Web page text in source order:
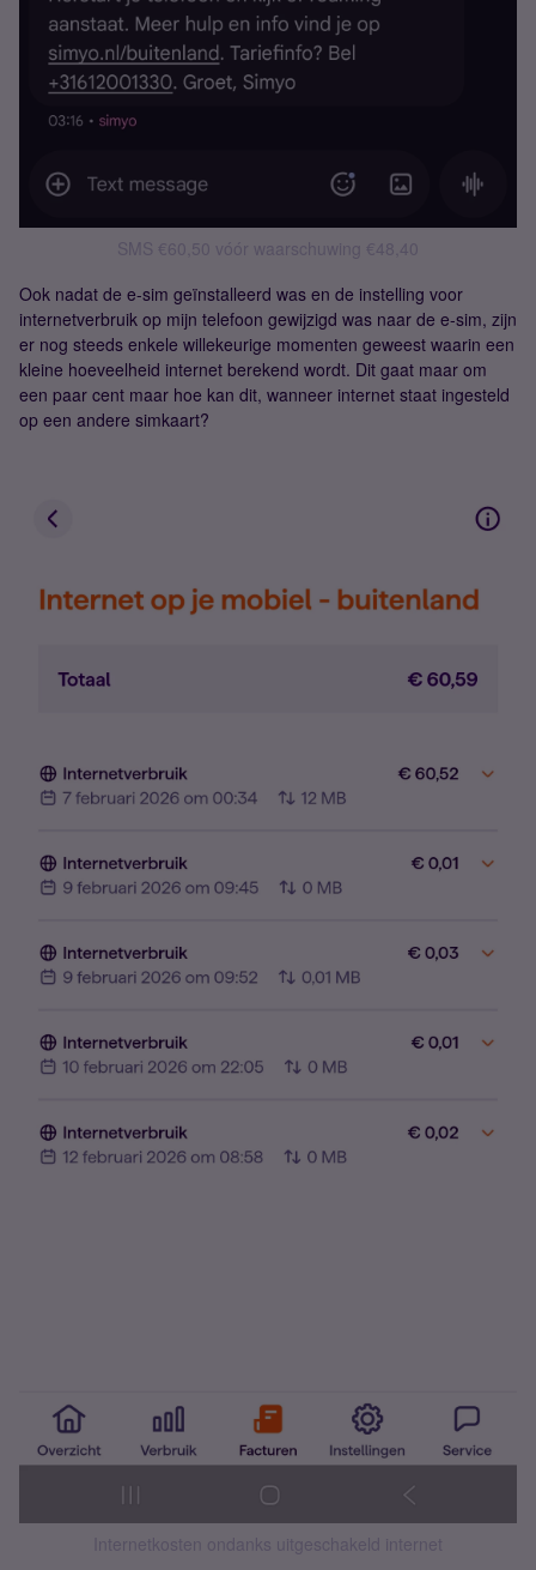
SMS €60,50 vóór waarschuwing €48,40
Ook nadat de e-sim geïnstalleerd was en de instelling voor
internetverbruik op mijn telefoon gewijzigd was naar de e-sim, zijn
er nog steeds enkele willekeurige momenten geweest waarin een
kleine hoeveelheid internet berekend wordt. Dit gaat maar om
een paar cent maar hoe kan dit, wanneer internet staat ingesteld
op een andere simkaart?
Internetkosten ondanks uitgeschakeld internet